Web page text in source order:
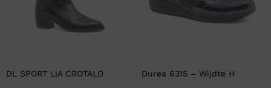
DL SPORT LIA CROTALO Durea 6315 – Wijdte H